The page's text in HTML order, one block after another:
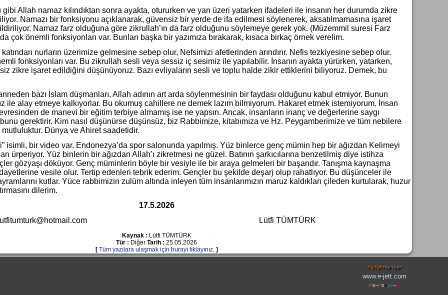
Allah namaz kılındıktan sonra ayakta, otururken ve yan üzeri yatarken ifadeleri ile insanın her durumda zikre
Namazı bir fonksiyonu açıklanarak, güvensiz bir yerde de ifa edilmesi söylenerek, aksatılmamasına işaret
Namaz farz olduğuna göre zikrullah’ın da farz olduğunu söylemeye gerek yok. (Müzemmil suresi Farz
çok önemli fonksiyonları var. Bunları başka bir yazımıza bırakarak, kısaca birkaç örnek verelim.
nurların üzerimize gelmesine sebep olur, Nefsimizi afetlerinden arındırır. Nefis tezkiyesine sebep olur.
fonksiyonları var. Bu zikrullah sesli veya sessiz iç sesimiz ile yapılabilir. İnsanın ayakta yürürken, yatarken,
zikre işaret edildiğini düşünüyoruz. Bazı evliyaların sesli ve toplu halde zikir ettiklerini biliyoruz. Demek, bu
bazı İslam düşmanları, Allah adının art arda söylenmesinin bir faydası olduğunu kabul etmiyor. Bunun
ile alay etmeye kalkıyorlar. Bu okumuş cahillere ne demek lazım bilmiyorum. Hakaret etmek istemiyorum. İnsan
de manevi bir eğitim terbiye almamış ise ne yapsın. Ancak, insanların inanç ve değerlerine saygı
gerektirir. Kim nasıl düşünürse düşünsüz, biz Rabbimize, kitabımıza ve Hz. Peygamberimize ve tüm nebilere
mutluluktur. Dünya ve Ahiret saadetidir.
isimli, bir video var. Endonezya’da spor salonunda yapılmış. Yüz binlerce genç mümin hep bir ağızdan Kelimeyi
ürperiyor. Yüz binlerin bir ağızdan Allah’ı zikretmesi ne güzel. Batının şarkıcılarına benzetilmiş diye istihza
gözyaşı döküyor. Genç müminlerin böyle bir vesiyle ile bir araya gelmeleri bir başarıdır. Tanışma kaynaşma
vesile olur. Tertip edenleri tebrik ederim. Gençler bu şekilde deşarj olup rahatlıyor. Bu düşünceler ile
kutlar. Yüce rabbimizin zulüm altında inleyen tüm insanlarımızın maruz kaldıkları çileden kurtularak, huzur
ulaştırmasını dilerim.
17.5.2026
lutfitumturk@hotmail.com Lütfi TÜMTÜRK
Kaynak : Lütfi TÜMTÜRK
Tür : Diğer Tarih : 25.05.2026
[ Tüm yazılara ulaşmak için burayı tıklayınız.]
www.e-jett.com